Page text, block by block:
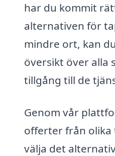
har du kommit
alternativen för
mindre ort, kan
översikt över alla
tillgång till de
Genom vår
offerter från olika
välja det